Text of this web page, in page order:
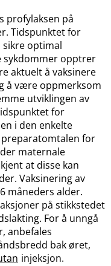
profylaksen på
Tidspunktet for
sikre optimal
sykdommer opptrer
aktuelt å vaksinere
å være oppmerksom
utviklingen av
for
i den enkelte
preparatomtalen for
maternale
at disse kan
Vaksinering av
måneders alder.
på stikkstedet
For å unngå
anbefales
bak øret,
injeksjon.